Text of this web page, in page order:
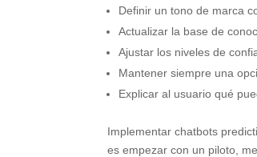
Definir un tono de marca
Actualizar la base de
Ajustar los niveles de
Mantener siempre una
Explicar al usuario qué
Implementar chatbots
es empezar con un piloto,